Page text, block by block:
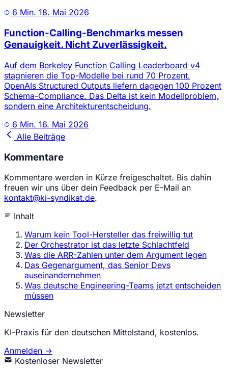
6 Min. 18. Mai 2026
Function-Calling-Benchmarks messen
Genauigkeit. Nicht Zuverlässigkeit.
Auf dem Berkeley Function Calling Leaderboard v4
stagnieren die Top-Modelle bei rund 70 Prozent.
OpenAIs Structured Outputs liefern dagegen 100 Prozent
Schema-Compliance. Das Delta ist kein Modellproblem,
sondern eine Architekturentscheidung.
6 Min. 16. Mai 2026
Alle Beiträge
Kommentare
Kommentare werden in Kürze freigeschaltet. Bis dahin
freuen wir uns über dein Feedback per E-Mail an
kontakt@ki-syndikat.de.
Inhalt
Warum kein Tool-Hersteller das freiwillig tut
Der Orchestrator ist das letzte Schlachtfeld
Was die ARR-Zahlen unter dem Argument legen
Das Gegenargument, das Senior Devs
auseinandernehmen
Was deutsche Engineering-Teams jetzt entscheiden
müssen
Newsletter
KI-Praxis für den deutschen Mittelstand, kostenlos.
Anmelden →
Kostenloser Newsletter